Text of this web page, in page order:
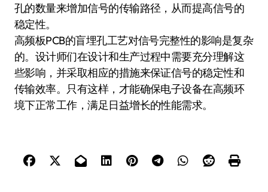
孔的数量来增加信号的传输路径，从而提高信号的
稳定性。
高频板PCB的盲埋孔工艺对信号完整性的影响是复杂
的。设计师们在设计和生产过程中需要充分理解这
些影响，并采取相应的措施来保证信号的稳定性和
传输效率。只有这样，才能确保电子设备在高频环
境下正常工作，满足日益增长的性能需求。